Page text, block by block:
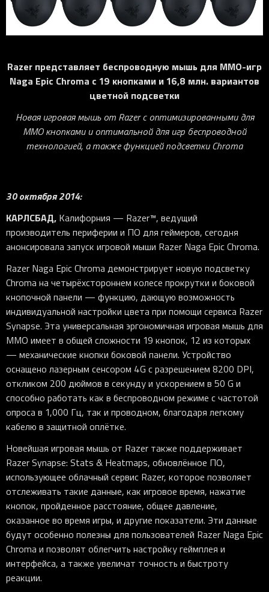
Рюкзаки
Аксессуары
Pro Click
Аксессуары для мышей
Tartarus
Аксессуары для клавиатур
Hammerhead
Аксессуары для аудио
Wireless Control Pod
Kraken Kitty
Kiyo
Освещение
Ripsaw
Goliathus
Firefly
Strider
Sphex
Pro Glide
Pro Click V2
Pro Click V2 Vertical
Pro Type
Pro Glide XXL
Аксессуары
Коллаборации
Synapse 4
Synapse 3
THX Spatial
7.1 Sound
Streamer Companion App
Cortex
iOS-приложения
Киберспорт
Игровые ивенты
Razer представляет беспроводную мышь для MMO-игр
Naga Epic Chroma с 19 кнопками и 16,8 млн. вариантов
цветной подсветки
Новая игровая мышь от Razerс оптимизированными для
ММО кнопками и оптимальной для игр беспроводной
технологией, а также функцией подсветкиChroma
30 октября 2014:
КАРЛСБАД, Калифорния — Razer™, ведущий
производитель периферии и ПО для геймеров, сегодня
анонсировала запуск игровой мыши Razer Naga Epic Chroma.
Razer Naga Epic Chroma демонстрирует новую подсветку
Chroma на четырёхстороннем колесе прокрутки и боковой
кнопочной панели — функцию, дающую возможность
индивидуальной настройки цвета при помощи сервиса Razer
Synapse. Эта универсальная эргономичная игровая мышь для
ММО имеет в общей сложности 19 кнопок, 12 из которых
— механические кнопки боковой панели. Устройство
оснащено лазерным сенсором 4G с разрешением 8200 DPI,
откликом 200 дюймов в секунду и ускорением в 50 G и
способно работать как в беспроводном режиме с частотой
опроса в 1,000 Гц, так и проводном, благодаря легкому
кабелю в защитной оплётке.
Новейшая игровая мышь от Razer также поддерживает
Razer Synapse: Stats & Heatmaps, обновлённое ПО,
использующее облачный сервис Razer, которое позволяет
отслеживать такие данные, как игровое время, нажатие
кнопок, пройденное расстояние, общее давление,
оказанное во время игры, и другие показатели. Эти данные
будут особенно полезны для пользователей Razer Naga Epic
Chroma и позволят облегчить настройку геймплея и
интерфейса, а также увеличат точность и быстроту
реакции.